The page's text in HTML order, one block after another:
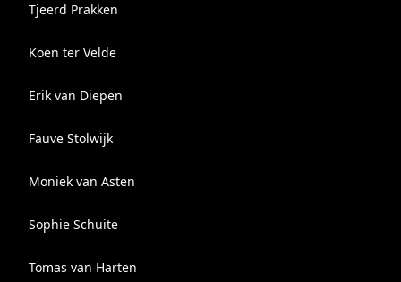
Tjeerd Prakken
Koen ter Velde
Erik van Diepen
Fauve Stolwijk
Moniek van Asten
Sophie Schuite
Tomas van Harten